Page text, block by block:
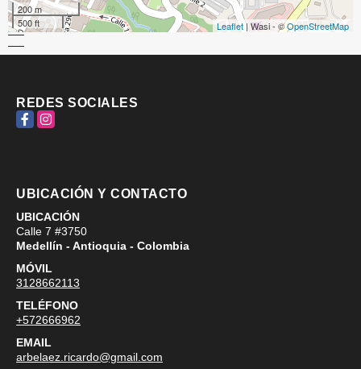
200 m
500 ft
Leaflet| Wasi - ©OpenStreetMap
REDES SOCIALES
FacebookInstagram
UBICACIÓN Y CONTACTO
UBICACIÓN
Calle 7 #3750
Medellín - Antioquia - Colombia
MÓVIL
3128662113
TELÉFONO
+572666962
EMAIL
arbelaez.ricardo@gmail.com